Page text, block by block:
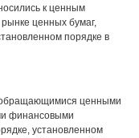
к ценным
ценных бумаг,
порядке в
ценными
финансовыми
установленном